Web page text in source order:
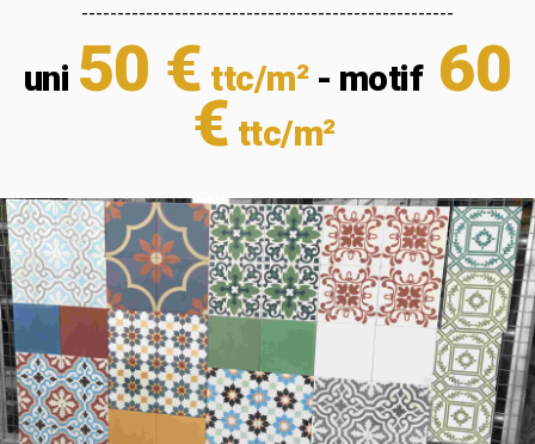
----------------------------------------------------
uni 50 € ttc/m² - motif 60
€ ttc/m²